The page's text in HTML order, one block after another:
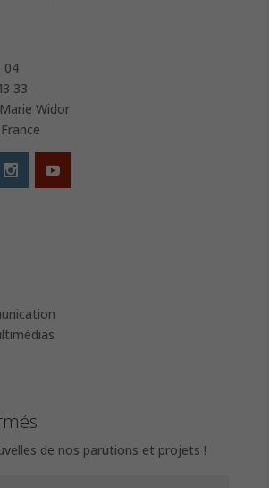
04
33
Widor
de nos parutions et projets !